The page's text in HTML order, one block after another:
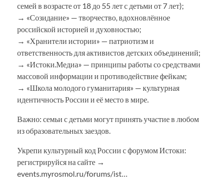
семей в возрасте от 18 до 55 лет с детьми от 7 лет);
→ «Созидание» — творчество, вдохновлённое
российской историей и духовностью;
→ «Хранители истории» — патриотизм и
ответственность для активистов детских объединений;
→ «Истоки.Медиа» — принципы работы со средствами
массовой информации и противодействие фейкам;
→ «Школа молодого гуманитария» — культурная
идентичность России и её место в мире.
Важно: семьи с детьми могут принять участие в любом
из образовательных заездов.
Укрепи культурный код России с форумом Истоки:
регистрируйся на сайте →
events.myrosmol.ru/forums/ist…